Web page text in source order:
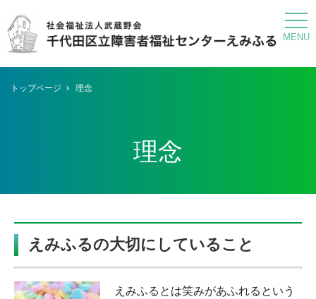
トップページ 理念
理念
えみふるの大切にしていること
えみふるとは笑みがあふれるという